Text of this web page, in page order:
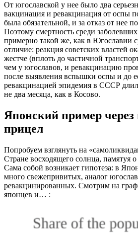
От югославской у нее было два
вакцинация и ревакцинация от оспы
была обязательной, и за отказ от нее
Поэтому смертность среди
примерно такой же, как в Югославии
отличие: реакция советских властей
жестче (вплоть до частичной
чем у югославов, и ревакцинацию
после выявления вспышки оспы и до
ревакцинацией эпидемия в СССР
не два месяца, как в Косово.
Японский пример через
прицел
Попробуем взглянуть на
Стране восходящего солнца, памятуя
Сама собой возникает гипотеза: в
много свежепривитых, аналог
ревакцинированных. Смотрим на
японцев и… :